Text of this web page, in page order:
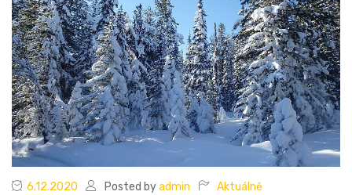
6.12.2020 Posted byadmin Aktuálně